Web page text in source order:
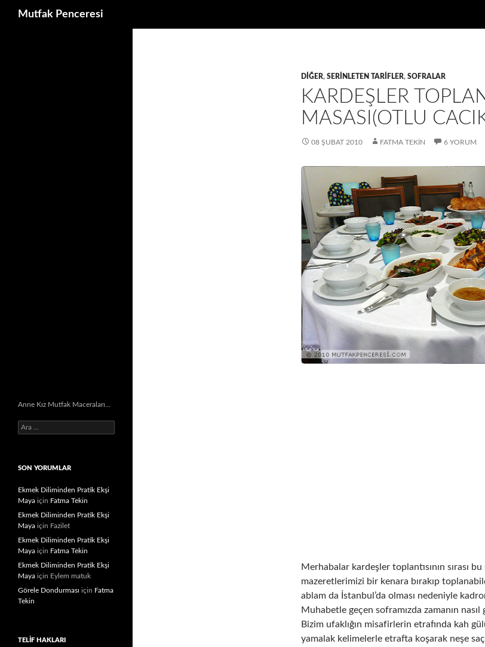
Mutfak Penceresi
DIĞER, SERINLETEN TARIFLER, SOFRALAR
KARDEŞLER
MASASI(OTLU
08 ŞUBAT 2010 FATMA TEKIN 6 YORUM
Merhabalar kardeşler toplantısının sırası
mazeretlerimizi bir kenara bırakıp
ablam da İstanbul’da olması nedeniyle
Muhabetle geçen soframızda zamanın
Bizim ufaklığın misafirlerin etrafında kah
yamalak kelimelerle etrafta koşarak neşe
Anne Kız Mutfak Maceraları…
Arama:
SON YORUMLAR
Ekmek Diliminden Pratik Ekşi
Maya için Fatma Tekin
Ekmek Diliminden Pratik Ekşi
Maya için Fazilet
Ekmek Diliminden Pratik Ekşi
Maya için Fatma Tekin
Ekmek Diliminden Pratik Ekşi
Maya için Eylem matuk
Görele Dondurması için Fatma
Tekin
TELIF HAKLARI